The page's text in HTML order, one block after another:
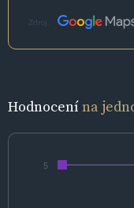
Zdroj:
Hodnocenína
5